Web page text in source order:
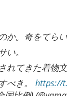
か。奇をてら
。
れてきた着物
べき。https://